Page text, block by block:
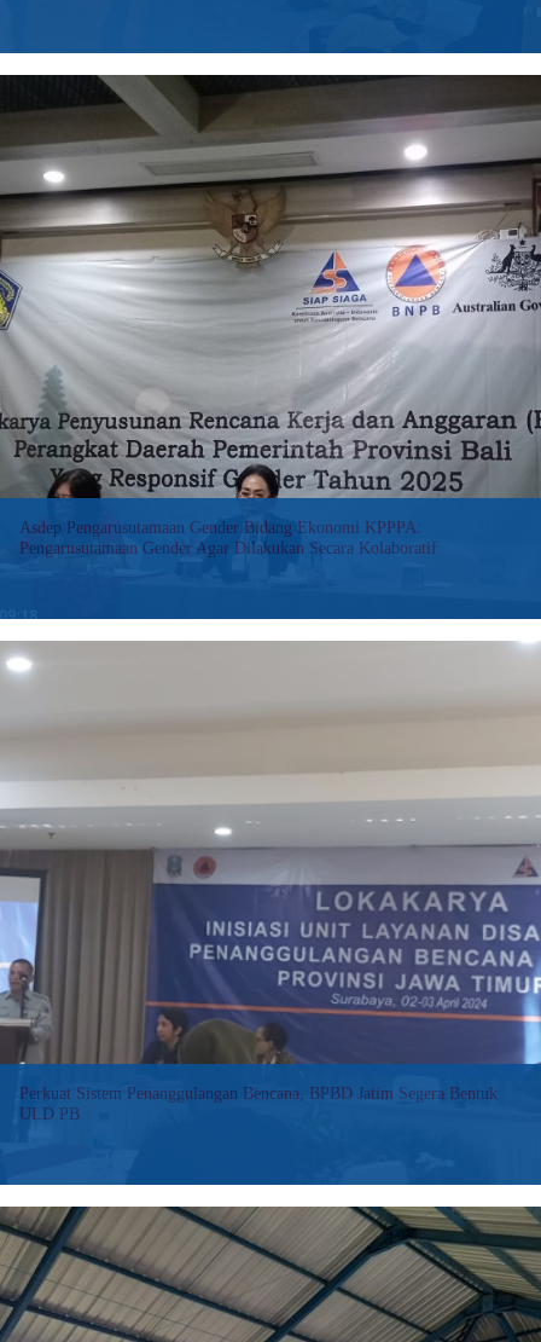
Tanjung (Suara NTB) – Kedutaan Besar (Kedubes) Australia di
Indonesia, diwakili atase, Simon Flores, mengunjung Kabupaten
Lombok Utara (KLU), Kamis (18/4). Kunjungan rombongan dari
Kedubes Australia itu dalam rangka monev program…
Baca selengkapnya>>:
Kedubes
Australia
Monev
Program
Siaga
Asdep Pengarusutamaan Gender Bidang Ekonomi KPPPA:
Pengarusutamaan Gender Agar Dilakukan Secara Kolaboratif
Pengarusutamaan gender (PUG) melalui program, kegiatan
maupun sub kegiatan pembangunan yang direncanakan dan
Pengarusutamaan
Bidang
Ekonomi
KPPPA:
Gender
Agar
Dilakukan
Kolaboratif
Perkuat Sistem Penanggulangan Bencana, BPBD Jatim Segera Bentuk
ULD PB
Jatim Newsroom – Badan Penanggulangan Bencana Daerah
(BPBD) Jawa Timur akan terus memperkuat sistem penanggulangan
bencana di Jatim, salah satunya dengan akan dibentuknya Unit
Layanan Disabilitas Penanggulangan Bencana (ULD PB).
Baca selengkapnya>>:
Perkuat